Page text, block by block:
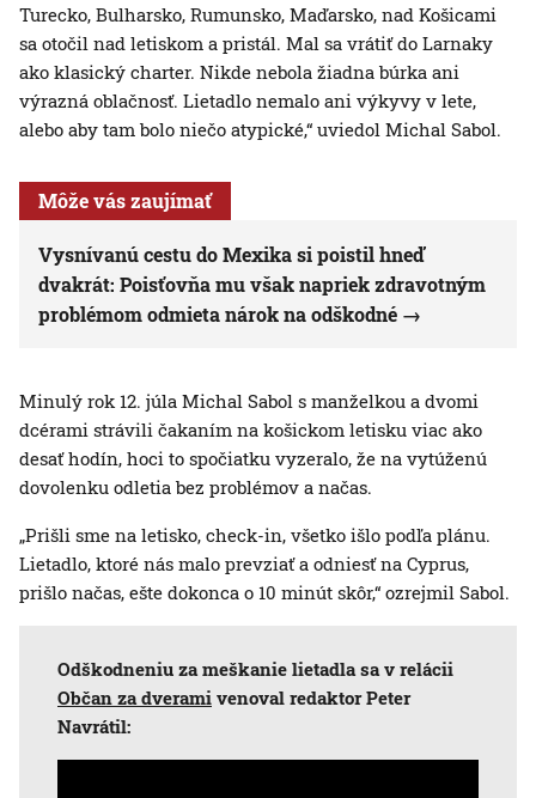
Turecko, Bulharsko, Rumunsko, Maďarsko, nad Košicami
sa otočil nad letiskom a pristál. Mal sa vrátiť do Larnaky
ako klasický charter. Nikde nebola žiadna búrka ani
výrazná oblačnosť. Lietadlo nemalo ani výkyvy v lete,
alebo aby tam bolo niečo atypické,“ uviedol Michal Sabol.
Môže vás zaujímať
Vysnívanú cestu do Mexika si poistil hneď
dvakrát: Poisťovňa mu však napriek zdravotným
problémom odmieta nárok na odškodné
Minulý rok 12. júla Michal Sabol s manželkou a dvomi
dcérami strávili čakaním na košickom letisku viac ako
desať hodín, hoci to spočiatku vyzeralo, že na vytúženú
dovolenku odletia bez problémov a načas.
„Prišli sme na letisko, check-in, všetko išlo podľa plánu.
Lietadlo, ktoré nás malo prevziať a odniesť na Cyprus,
prišlo načas, ešte dokonca o 10 minút skôr,“ ozrejmil Sabol.
Odškodneniu za meškanie lietadla sa v relácii
Občan za dverami venoval redaktor Peter
Navrátil: